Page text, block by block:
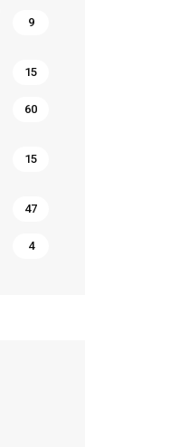
9
15
60
15
47
4